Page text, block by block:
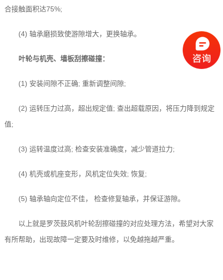
合接触面积达75%;
(4) 轴承磨损致使游隙增大，更换轴承。
叶轮与机壳、墙板刮擦碰撞：
(1) 安装间隙不正确; 重新调整间隙;
(2) 运转压力过高，超出规定值; 查出超载原因，将压力降到规定
值;
(3) 运转温度过高; 检查安装准确度，减少管道拉力;
(4) 机壳或机座变形，风机定位失效; 恢复;
(5) 轴承轴向定位不佳， 检查修复轴承，并保证游隙。
以上就是罗茨鼓风机叶轮刮擦碰撞的对应处理方法，希望对大家
有所帮助，出现故障一定要及时维修，以免越拖越严重。